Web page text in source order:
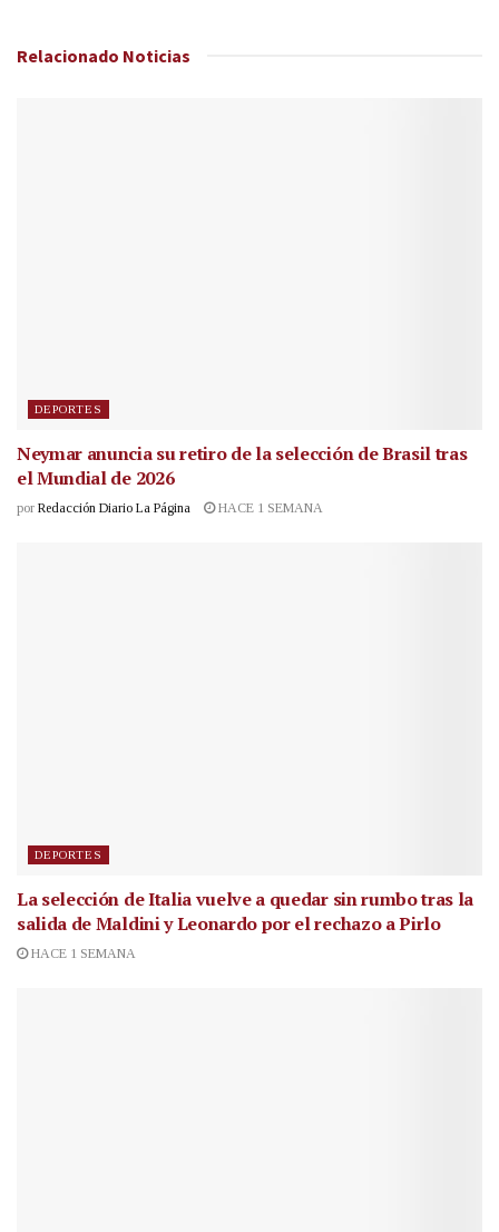
Relacionado Noticias
DEPORTES
Neymar anuncia su retiro de la selección de Brasil tras
el Mundial de 2026
por Redacción Diario La Página HACE 1 SEMANA
DEPORTES
La selección de Italia vuelve a quedar sin rumbo tras la
salida de Maldini y Leonardo por el rechazo a Pirlo
HACE 1 SEMANA